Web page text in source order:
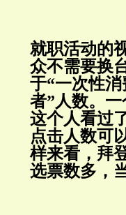
就职活动的
众不需要换
于“一次性
者”人数。
这个人看过
点击人数可
样来看，拜
选票数多，